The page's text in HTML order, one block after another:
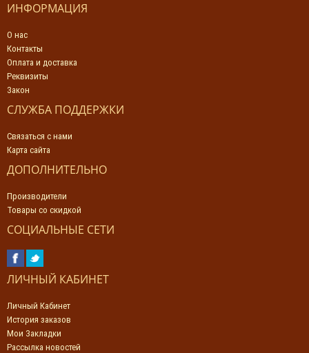
ИНФОРМАЦИЯ
О нас
Контакты
Оплата и доставка
Реквизиты
Закон
СЛУЖБА ПОДДЕРЖКИ
Связаться с нами
Карта сайта
ДОПОЛНИТЕЛЬНО
Производители
Товары со скидкой
СОЦИАЛЬНЫЕ СЕТИ
ЛИЧНЫЙ КАБИНЕТ
Личный Кабинет
История заказов
Мои Закладки
Рассылка новостей